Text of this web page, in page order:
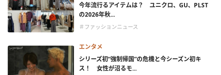
今年流行るアイテムは？ ユニクロ、GU、PLST
の2026年秋...
＃ファッションニュース
エンタメ
シリーズ初“強制帰国”の危機と今シーズン初キ
ス！ 女性が沼るモ...